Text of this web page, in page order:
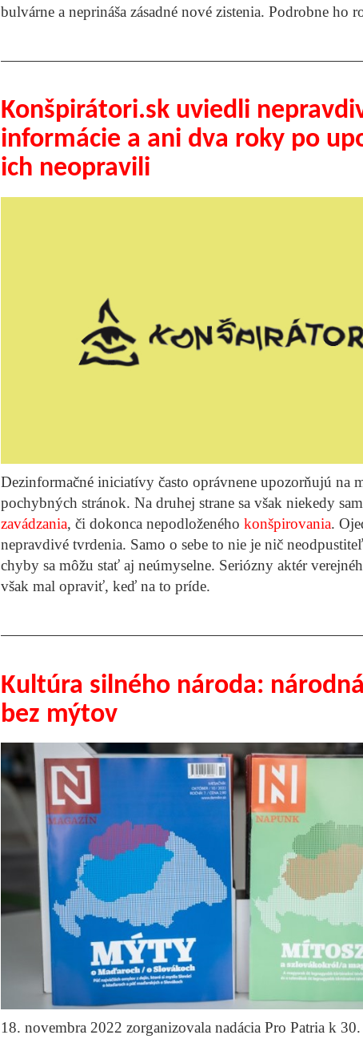
bulvárne a neprináša zásadné nové zistenia. Podrobne ho
Konšpirátori.sk uviedli
informácie a ani dva roky po
ich neopravili
Dezinformačné iniciatívy často oprávnene upozorňujú na
pochybných stránok. Na druhej strane sa však niekedy
zavádzania, či dokonca nepodloženého konšpirovania.
nepravdivé tvrdenia. Samo o sebe to nie je nič
chyby sa môžu stať aj neúmyselne. Seriózny aktér
však mal opraviť, keď na to príde.
Kultúra silného národa:
bez mýtov
18. novembra 2022 zorganizovala nadácia Pro Patria k